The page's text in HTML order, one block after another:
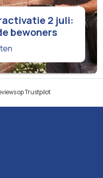
2 juli:
bewoners
op Trustpilot